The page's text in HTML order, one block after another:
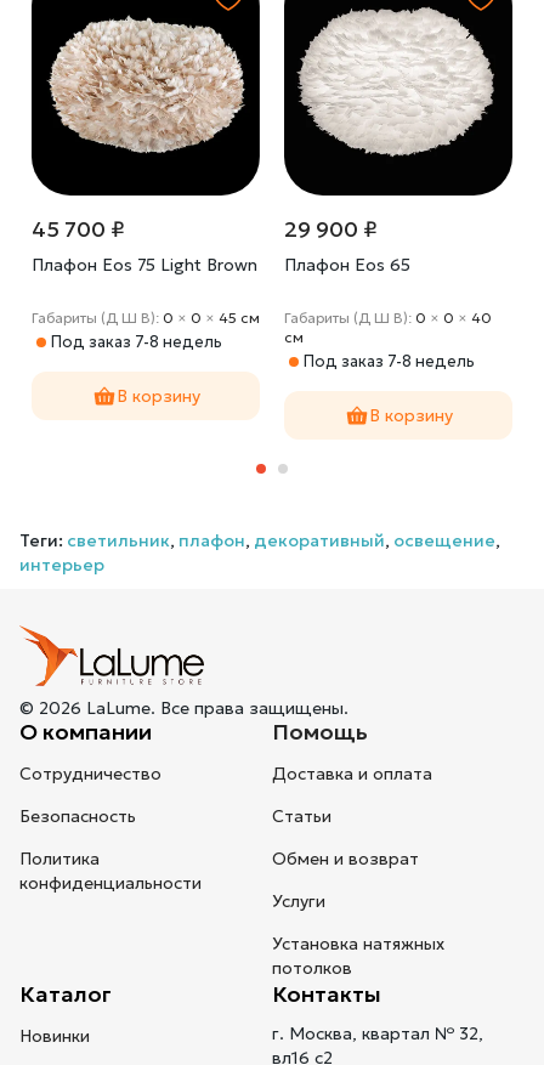
45 700 ₽
Плафон Eos 75 Light Brown
Габариты (Д Ш В): 0 × 0 × 45 cм
Под заказ 7-8 недель
В корзину
29 900 ₽
Плафон Eos 65
Габариты (Д Ш В): 0 × 0 × 40
cм
Под заказ 7-8 недель
В корзину
Теги: светильник, плафон, декоративный, освещение,
интерьер
© 2026 LaLume. Все права защищены.
О компании
Сотрудничество
Безопасность
Политика
конфиденциальности
Помощь
Доставка и оплата
Статьи
Обмен и возврат
Услуги
Установка натяжных
потолков
Каталог
Новинки
Контакты
г. Москва, квартал № 32,
вл16 с2